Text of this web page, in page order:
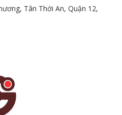
Tân Thới An, Quận 12,